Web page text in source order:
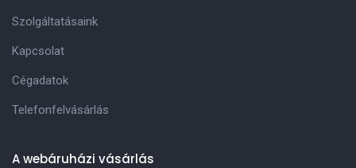
Szolgáltatásaink
Kapcsolat
Cégadatok
Telefonfelvásárlás
A webáruházi vásárlás